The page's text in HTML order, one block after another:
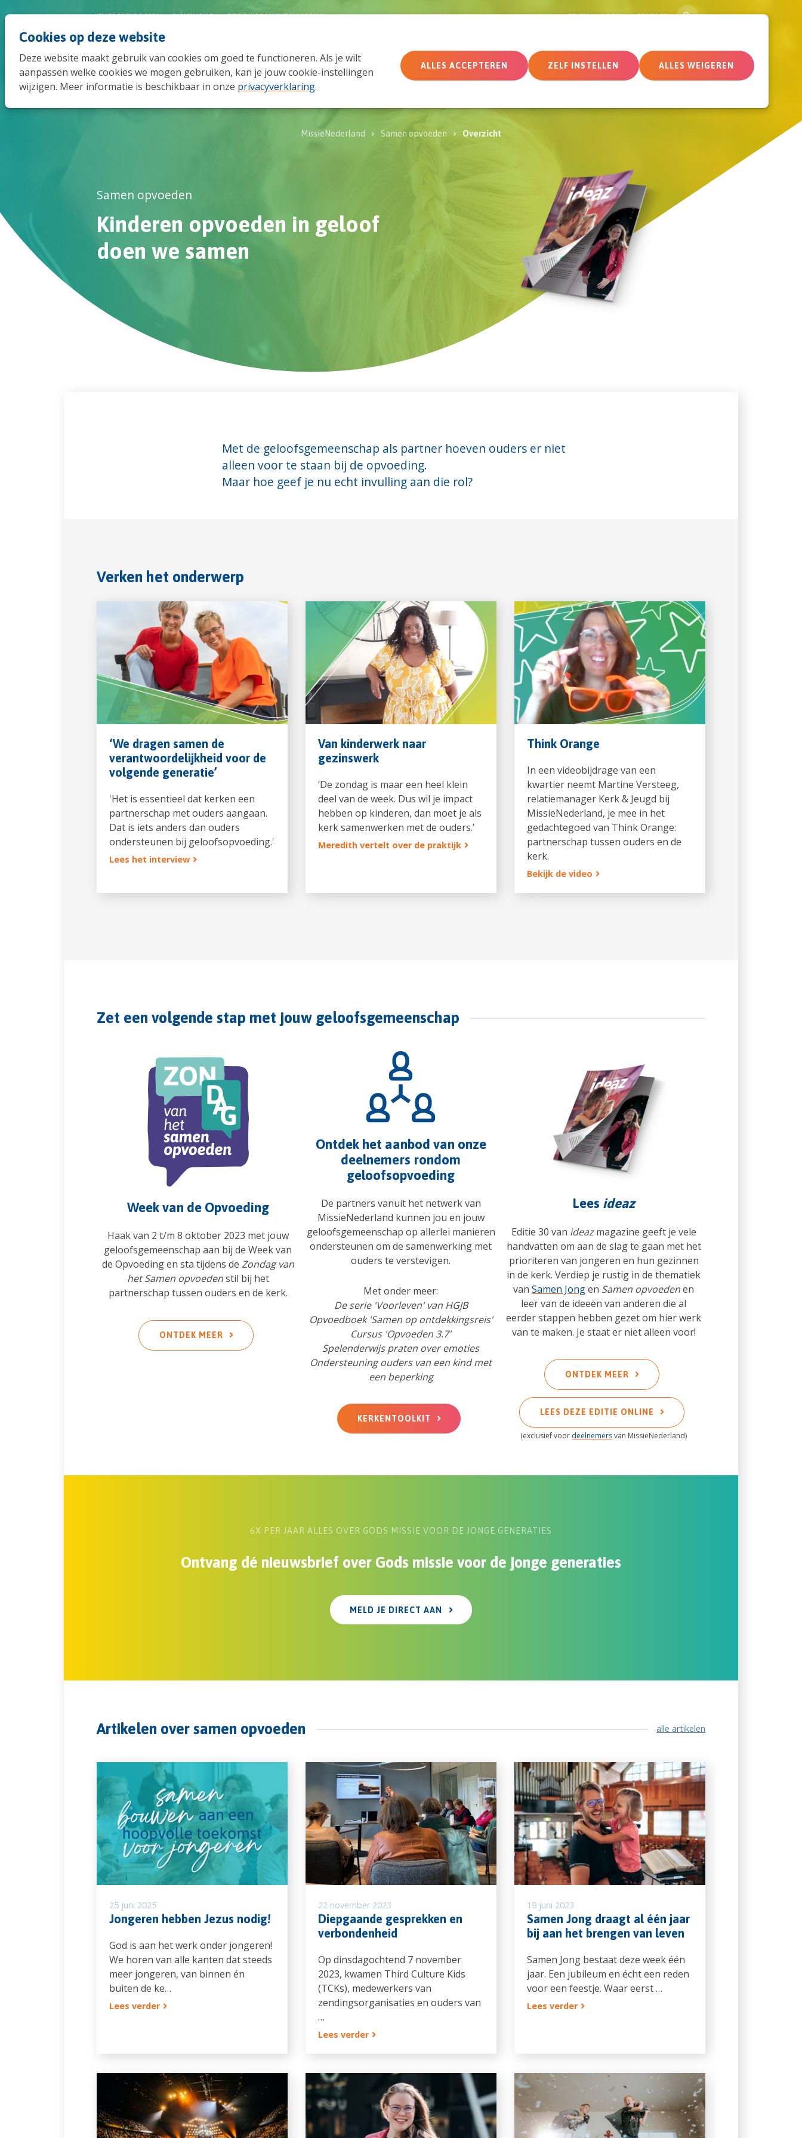
Cookies op deze website
Deze website maakt gebruik van cookies om goed te functioneren. Als je wilt
aanpassen welke cookies we mogen gebruiken, kan je jouw cookie-instellingen
wijzigen. Meer informatie is beschikbaar in onze privacyverklaring.
ALLES ACCEPTEREN ZELF INSTELLEN ALLES WEIGEREN
Wie wij zijn Wat we doen Doe mee Actueel Deelnemersomgeving
JEUGDTRENDS 2026 SAMEN JONG BROCHURE MACHTSMISBRUIK GEVEN LOGIN CONTACT ZOEK
MissieNederland Samen opvoeden Overzicht
Samen opvoeden
Kinderen opvoeden in geloof
doen we samen
Met de geloofsgemeenschap als partner hoeven ouders er niet
alleen voor te staan bij de opvoeding.
Maar hoe geef je nu echt invulling aan die rol?
Verken het onderwerp
‘We dragen samen de
verantwoordelijkheid voor de
volgende generatie’
'Het is essentieel dat kerken een
partnerschap met ouders aangaan.
Dat is iets anders dan ouders
ondersteunen bij geloofsopvoeding.'
Lees het interview
Van kinderwerk naar
gezinswerk
‘De zondag is maar een heel klein
deel van de week. Dus wil je impact
hebben op kinderen, dan moet je als
kerk samenwerken met de ouders.’
Meredith vertelt over de praktijk
Think Orange
In een videobijdrage van een
kwartier neemt Martine Versteeg,
relatiemanager Kerk & Jeugd bij
MissieNederland, je mee in het
gedachtegoed van Think Orange:
partnerschap tussen ouders en de
kerk.
Bekijk de video
Zet een volgende stap met jouw geloofsgemeenschap
Week van de Opvoeding
Haak van 2 t/m 8 oktober 2023 met jouw
geloofsgemeenschap aan bij de Week van
de Opvoeding en sta tijdens de Zondag van
het Samen opvoedenstil bij het
partnerschap tussen ouders en de kerk.
ONTDEK MEER
Ontdek het aanbod van onze
deelnemers rondom
geloofsopvoeding
De partners vanuit het netwerk van
MissieNederland kunnen jou en jouw
geloofsgemeenschap op allerlei manieren
ondersteunen om de samenwerking met
ouders te verstevigen.
Met onder meer:
De serie 'Voorleven' van HGJB
Opvoedboek 'Samen op ontdekkingsreis'
Cursus 'Opvoeden 3.7'
Spelenderwijs praten over emoties
Ondersteuning ouders van een kind met
een beperking
KERKENTOOLKIT
Lees ideaz
Editie 30 van ideazmagazine geeft je vele
handvatten om aan de slag te gaan met het
prioriteren van jongeren en hun gezinnen
in de kerk. Verdiep je rustig in de thematiek
vanSamen Jongen Samen opvoedenen
leer van de ideeën van anderen die al
eerder stappen hebben gezet om hier werk
van te maken. Je staat er niet alleen voor!
ONTDEK MEER
LEES DEZE EDITIE ONLINE
(exclusief voor deelnemersvan MissieNederland)
6X PER JAAR ALLES OVER GODS MISSIE VOOR DE JONGE GENERATIES
Ontvang dé nieuwsbrief over Gods missie voor de jonge generaties
MELD JE DIRECT AAN
Artikelen over samen opvoeden alle artikelen
25 juni 2025
Jongeren hebben Jezus nodig!
God is aan het werk onder jongeren!
We horen van alle kanten dat steeds
meer jongeren, van binnen én
buiten de ke…
Lees verder
22 november 2023
Diepgaande gesprekken en
verbondenheid
Op dinsdagochtend 7 november
2023, kwamen Third Culture Kids
(TCKs), medewerkers van
zendingsorganisaties en ouders van
…
Lees verder
19 juni 2023
Samen Jong draagt al één jaar
bij aan het brengen van leven
Samen Jong bestaat deze week één
jaar. Een jubileum en écht een reden
voor een feestje. Waar eerst …
Lees verder